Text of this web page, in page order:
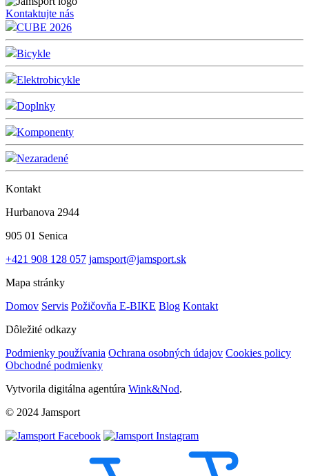
Kontaktujte nás
CUBE 2026
Bicykle
Elektrobicykle
Doplnky
Komponenty
Nezaradené
Kontakt
Hurbanova 2944
905 01 Senica
+421 908 128 057 jamsport@jamsport.sk
Mapa stránky
Domov Servis Požičovňa E-BIKE Blog Kontakt
Dôležité odkazy
Podmienky používania Ochrana osobných údajov Cookies policy
Obchodné podmienky
Vytvorila digitálna agentúra Wink&Nod.
© 2024 Jamsport